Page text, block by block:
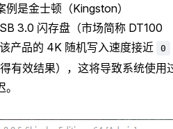
是金士顿（Kingston）
3.0 闪存盘（市场简称 DT100
产品的 4K 随机写入速度接近
0
有效结果），这将导致系统使用